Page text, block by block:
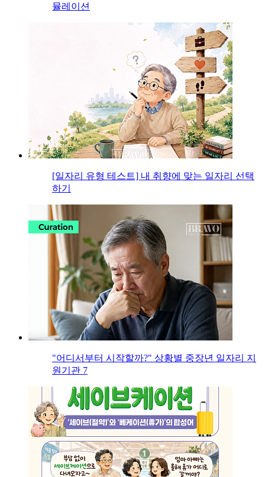
뮬레이션
[일자리 유형 테스트] 내 취향에 맞는 일자리 선택
하기
"어디서부터 시작할까?" 상황별 중장년 일자리 지
원기관 7